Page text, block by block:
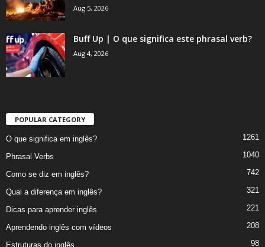
Aug 5, 2026
Buff Up | O que significa este phrasal verb?
Aug 4, 2026
POPULAR CATEGORY
O que significa em inglês? 1261
Phrasal Verbs 1040
Como se diz em inglês? 742
Qual a diferença em inglês? 321
Dicas para aprender inglês 221
Aprendendo inglês com vídeos 208
Estruturas do inglês 98